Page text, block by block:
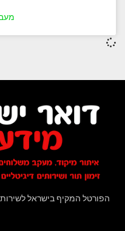
הפורטל המקיף בישראל